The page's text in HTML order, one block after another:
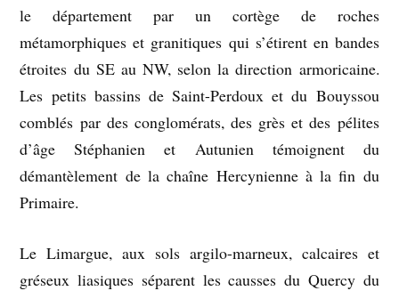
le département par un cortège de roches
métamorphiques et granitiques qui s’étirent en bandes
étroites du SE au NW, selon la direction armoricaine.
Les petits bassins de Saint-Perdoux et du Bouyssou
comblés par des conglomérats, des grès et des pélites
d’âge Stéphanien et Autunien témoignent du
démantèlement de la chaîne Hercynienne à la fin du
Primaire.
Le Limargue, aux sols argilo-marneux, calcaires et
gréseux liasiques séparent les causses du Quercy du